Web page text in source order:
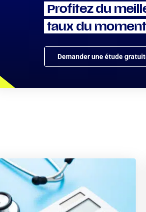
Profitez du
taux du
Demander une étude